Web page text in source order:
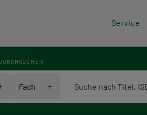
Service
Fach